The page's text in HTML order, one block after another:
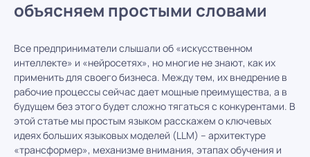
объясняем простыми словами
Все предприниматели слышали об «искусственном
интеллекте» и «нейросетях», но многие не знают, как их
применить для своего бизнеса. Между тем, их внедрение в
рабочие процессы сейчас дает мощные преимущества, а в
будущем без этого будет сложно тягаться с конкурентами. В
этой статье мы простым языком расскажем о ключевых
идеях больших языковых моделей (LLM) – архитектуре
«трансформер», механизме внимания, этапах обучения и